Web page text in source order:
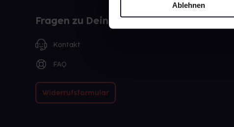
Ablehnen
Fragen zu Deiner Bestellung?
Kontakt
FAQ
Widerrufsformular